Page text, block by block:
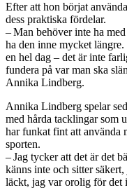
Efter att hon börjat
dess praktiska fördelar.
– Man behöver inte ha
ha den inne mycket
en hel dag – det är inte
fundera på var man ska
Annika Lindberg.
Annika Lindberg spelar
med hårda tacklingar som
har funkat fint att använda
sporten.
– Jag tycker att det är det
känns inte och sitter
läckt, jag var orolig för det